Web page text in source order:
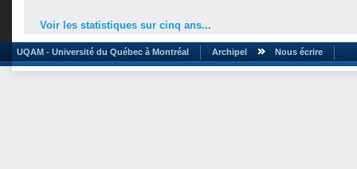
Voir les statistiques sur cinq ans...
UQAM - Université du Québec à Montréal Archipel Nous écrire